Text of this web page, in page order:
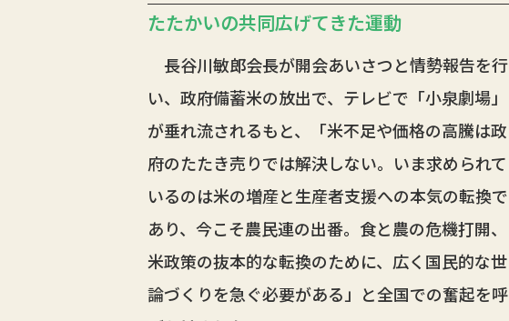
たたかいの共同広げてきた運動
長谷川敏郎会長が開会あいさつと情勢報告を行
い、政府備蓄米の放出で、テレビで「小泉劇場」
が垂れ流されるもと、「米不足や価格の高騰は政
府のたたき売りでは解決しない。いま求められて
いるのは米の増産と生産者支援への本気の転換で
あり、今こそ農民連の出番。食と農の危機打開、
米政策の抜本的な転換のために、広く国民的な世
論づくりを急ぐ必要がある」と全国での奮起を呼